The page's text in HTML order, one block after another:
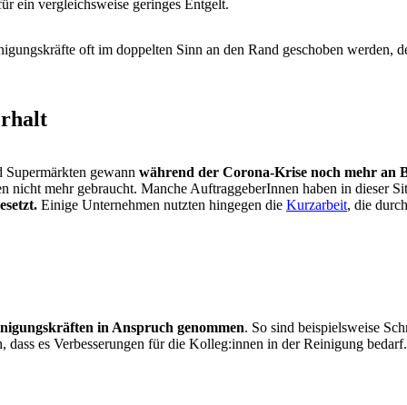
ein vergleichsweise geringes Entgelt.
oft im doppelten Sinn an den Rand geschoben werden,
gewann während der Corona-Krise noch mehr an
mehr gebraucht. Manche AuftraggeberInnen haben in dieser
Einige Unternehmen nutzten hingegen die Kurzarbeit, die
in Anspruch genommen. So sind beispielsweise
es Verbesserungen für die Kolleg:innen in der Reinigung